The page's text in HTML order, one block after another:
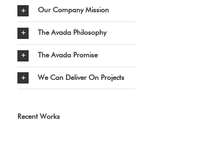
Our Company Mission
The Avada Philosophy
The Avada Promise
We Can Deliver On Projects
Recent Works